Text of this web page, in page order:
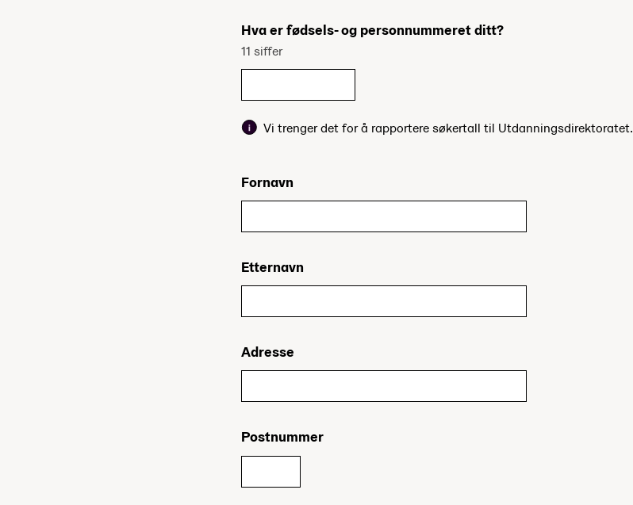
Hva er fødsels- og personnummeret ditt?
11 siffer
Vi trenger det for å rapportere søkertall til Utdanningsdirektoratet.
Fornavn
Etternavn
Adresse
Postnummer